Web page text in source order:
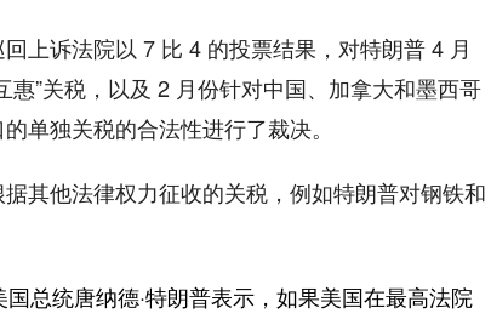
上诉法院以 7 比 4 的投票结果，对特朗普 4 月
惠”关税，以及 2 月份针对中国、加拿大和墨西哥
单独关税的合法性进行了裁决。
其他法律权力征收的关税，例如特朗普对钢铁和
总统唐纳德·特朗普表示，如果美国在最高法院